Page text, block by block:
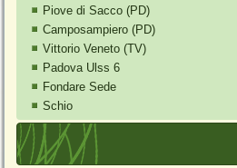
Piove di Sacco (PD)
Camposampiero (PD)
Vittorio Veneto (TV)
Padova Ulss 6
Fondare Sede
Schio